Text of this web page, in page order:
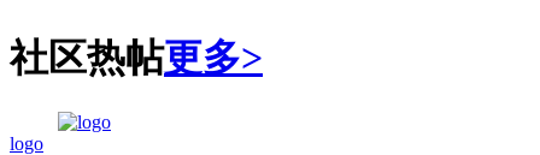
社区热帖更多>
logo